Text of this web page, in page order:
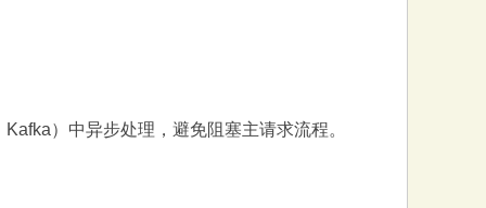
）中异步处理，避免阻塞主请求流程。